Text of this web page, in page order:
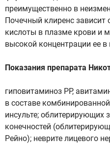
преимущественно в
Почечный клиренс зависит
кислоты в плазме крови и
высокой концентрации ее в
Показания препарата
гиповитаминоз РР,
в составе
инсульте; облитерирующих
конечностей
Рейно); неврите лицевого